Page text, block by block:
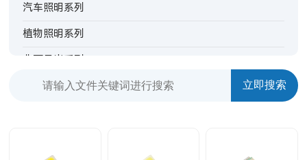
汽车照明系列
植物照明系列
非可见光系列
背光指示系列